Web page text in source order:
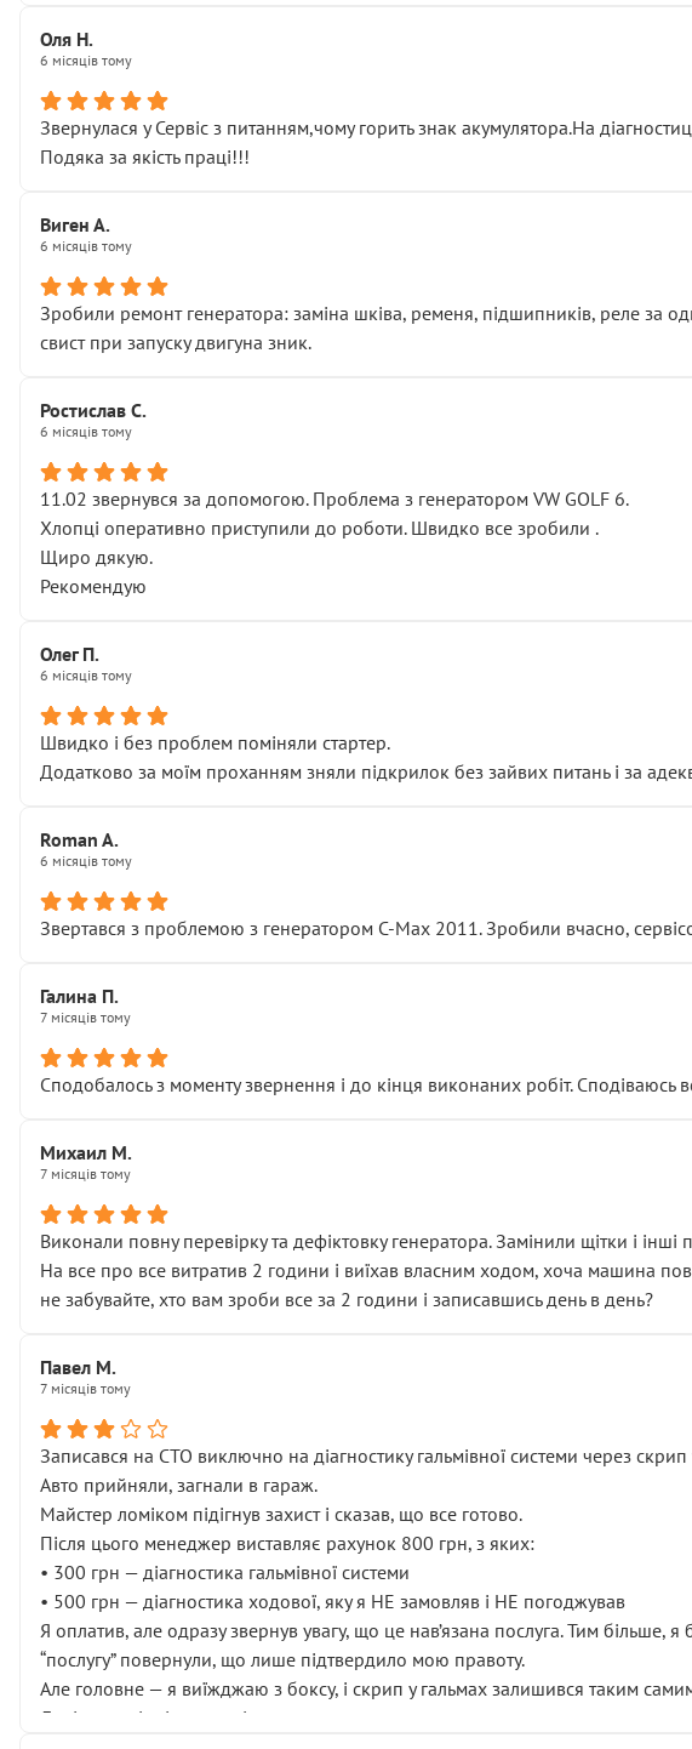
Оля Н.
6 місяців тому
Звернулася у Сервіс з питанням,чому горить знак акумулятора.На
Подяка за якість праці!!!
Виген А.
6 місяців тому
Зробили ремонт генератора: заміна шківа, ременя, підшипників, реле за
свист при запуску двигуна зник.
Ростислав С.
6 місяців тому
11.02 звернувся за допомогою. Проблема з генератором VW GOLF 6.
Хлопці оперативно приступили до роботи. Швидко все зробили .
Щиро дякую.
Рекомендую
Олег П.
6 місяців тому
Швидко і без проблем поміняли стартер.
Додатково за моїм проханням зняли підкрилок без зайвих питань і за
Roman A.
6 місяців тому
Звертався з проблемою з генератором C-Max 2011. Зробили вчасно,
Галина П.
7 місяців тому
Сподобалось з моменту звернення і до кінця виконаних робіт.
Михаил М.
7 місяців тому
Виконали повну перевірку та дефіктовку генератора. Замінили щітки і інші
На все про все витратив 2 години і виїхав власним ходом, хоча машина
не забувайте, хто вам зроби все за 2 години і записавшись день в день?
Павел М.
7 місяців тому
Записався на СТО виключно на діагностику гальмівної системи через
Авто прийняли, загнали в гараж.
Майстер ломіком підігнув захист і сказав, що все готово.
Після цього менеджер виставляє рахунок 800 грн, з яких:
• 300 грн — діагностика гальмівної системи
• 500 грн — діагностика ходової, яку я НЕ замовляв і НЕ погоджував
Я оплатив, але одразу звернув увагу, що це нав’язана послуга. Тим більше,
“послугу” повернули, що лише підтвердило мою правоту.
Але головне — я виїжджаю з боксу, і скрип у гальмах залишився таким
Далі ситуація тільки погіршилась: